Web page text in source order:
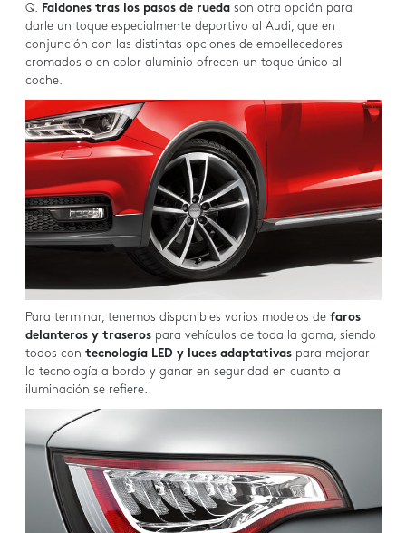
Q.
Faldones tras los pasos de ruedason otra opción para
darle un toque especialmente deportivo al Audi, que en
conjunción con las distintas opciones de embellecedores
cromados o en color aluminio ofrecen un toque único al
coche.
Para terminar, tenemos disponibles varios modelos de faros
delanteros y traserospara vehículos de toda la gama, siendo
todos con tecnología LED y luces adaptativaspara mejorar
la tecnología a bordo y ganar en seguridad en cuanto a
iluminación se refiere.